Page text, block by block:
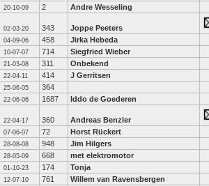
20-10-09 2 Andre Wesseling
02-03-20 343 Joppe Peeters
04-09-06 458 Jirka Hebeda
10-07-07 714 Siegfried Wieber
21-03-08 311
Onbekend
22-04-11 414 J Gerritsen
25-06-05 364
22-06-06 1687 Iddo de Goederen
22-04-17 360 Andreas Benzler
07-06-07 72 Horst Rückert
28-08-08 948 Jim Hilgers
28-05-09 668 met elektromotor
01-10-23 174 Tonja
12-07-10 761 Willem van Ravensbergen